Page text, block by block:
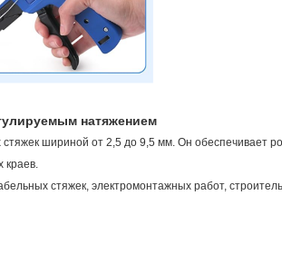
натяжением
шириной от 2,5 до 9,5 мм. Он обеспечивает
краев.
стяжек, электромонтажных работ,